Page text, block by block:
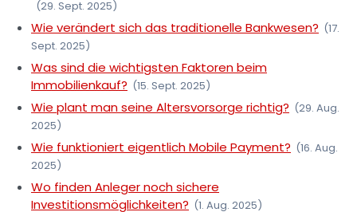
(29. Sept. 2025)
Wie verändert sich das traditionelle Bankwesen? (17.
Sept. 2025)
Was sind die wichtigsten Faktoren beim
Immobilienkauf? (15. Sept. 2025)
Wie plant man seine Altersvorsorge richtig? (29. Aug.
2025)
Wie funktioniert eigentlich Mobile Payment? (16. Aug.
2025)
Wo finden Anleger noch sichere
Investitionsmöglichkeiten? (1. Aug. 2025)